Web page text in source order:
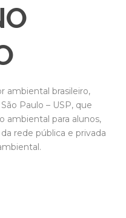
ambiental brasileiro,
Paulo – USP, que
ambiental para alunos,
rede pública e privada